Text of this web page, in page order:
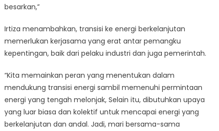
besarkan,”
Irtiza menambahkan, transisi ke energi berkelanjutan
memerlukan kerjasama yang erat antar pemangku
kepentingan, baik dari pelaku industri dan juga pemerintah.
“Kita memainkan peran yang menentukan dalam
mendukung transisi energi sambil memenuhi permintaan
energi yang tengah melonjak, Selain itu, dibutuhkan upaya
yang luar biasa dan kolektif untuk mencapai energi yang
berkelanjutan dan andal. Jadi, mari bersama-sama